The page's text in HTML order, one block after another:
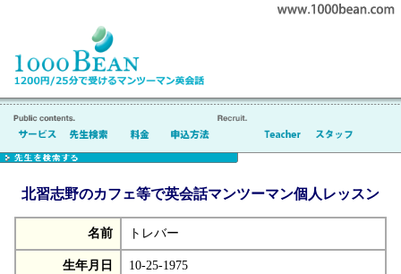
北習志野のカフェ等で英会話マンツーマン個人レッスン
名前 トレバー
生年月日 10-25-1975